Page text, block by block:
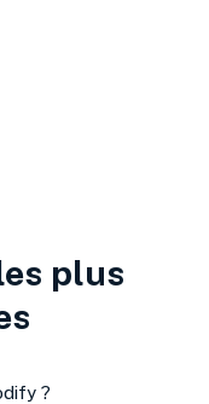
plus
?